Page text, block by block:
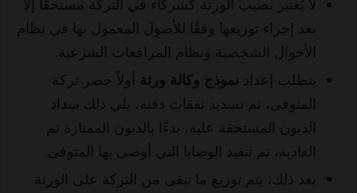
لا يُعتبر نصيب الورثة كشركاء في التركة مستحقًا إلا
بعد إجراء توزيعها وفقًا للأصول المعمول بها في نظام
الأحوال الشخصية ونظام المرافعات الشرعية.
يتطلب إعداد نموذج وكالة ورثة أولاً حصر تركة
المتوفى، ثم تسديد نفقات دفنه، يلي ذلك سداد
الديون المستحقة عليه، بدءًا بالديون الممتازة ثم
العادية، ثم تنفيذ الوصايا التي أوصى بها المتوفى.
بعد ذلك، يتم توزيع ما تبقى من التركة على الورثة